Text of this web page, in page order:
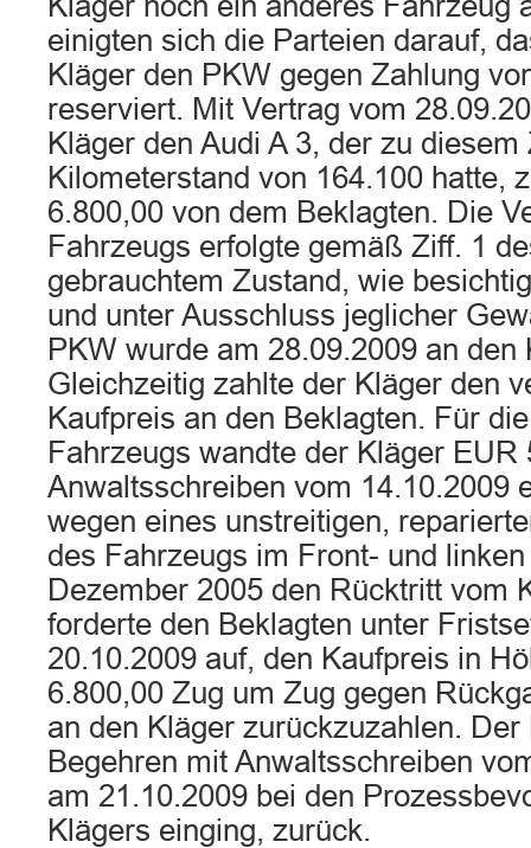
einigten sich die Parteien darauf,
Kläger den PKW gegen Zahlung
reserviert. Mit Vertrag vom
Kläger den Audi A 3, der zu
Kilometerstand von 164.100 hatte,
6.800,00 von dem Beklagten. Die
Fahrzeugs erfolgte gemäß Ziff. 1
gebrauchtem Zustand, wie
und unter Ausschluss jeglicher
PKW wurde am 28.09.2009 an den
Gleichzeitig zahlte der Kläger den
Kaufpreis an den Beklagten. Für
Fahrzeugs wandte der Kläger EUR
Anwaltsschreiben vom 14.10.2009
wegen eines unstreitigen,
des Fahrzeugs im Front- und
Dezember 2005 den Rücktritt vom
forderte den Beklagten unter
20.10.2009 auf, den Kaufpreis in
6.800,00 Zug um Zug gegen
an den Kläger zurückzuzahlen.
Begehren mit Anwaltsschreiben
am 21.10.2009 bei den
Klägers einging, zurück.